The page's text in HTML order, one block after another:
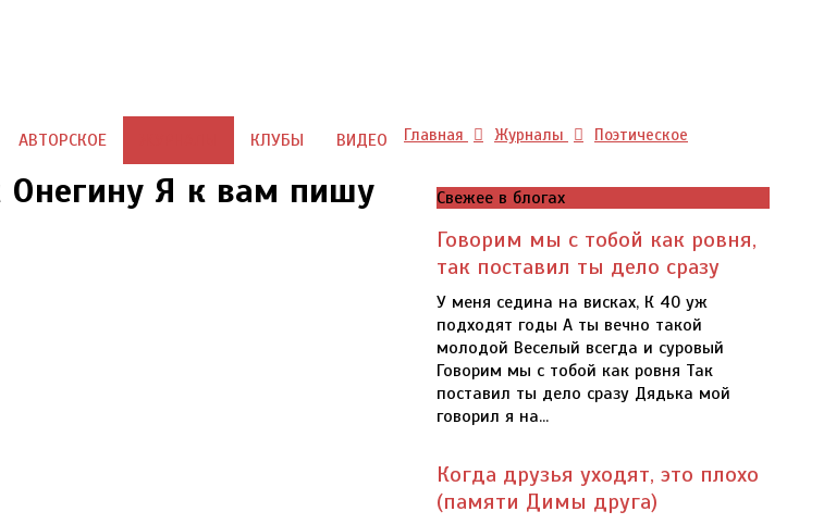
АВТОРСКОЕ
Авторское для детейЧто почитатьКЛУБЫ ВИДЕО
Общество и люди
Главная Журналы Поэтическое
Я к вам пишу
Свежее в блогах
Говорим мы с тобой как ровня,
так поставил ты дело сразу
У меня седина на висках, К 40 уж
подходят годы А ты вечно такой
молодой Веселый всегда и суровый
Говорим мы с тобой как ровня Так
поставил ты дело сразу Дядька мой
говорил я на...
Когда друзья уходят, это плохо
(памяти Димы друга)